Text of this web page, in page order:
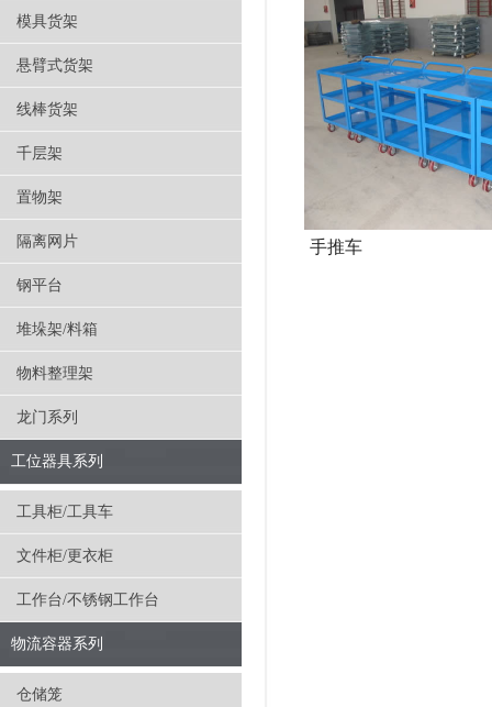
模具货架
悬臂式货架
线棒货架
千层架
置物架
隔离网片
钢平台
堆垛架/料箱
物料整理架
龙门系列
工位器具系列
工具柜/工具车
文件柜/更衣柜
工作台/不锈钢工作台
物流容器系列
仓储笼
手推车